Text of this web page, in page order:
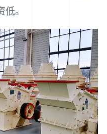
。